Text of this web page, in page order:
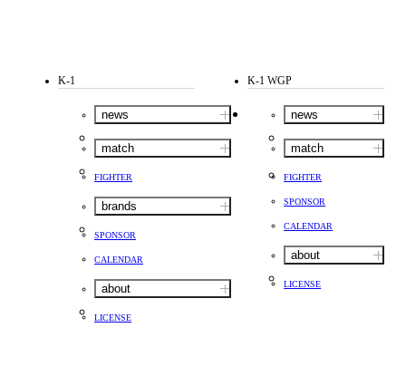
K-1
news
match
FIGHTER
brands
SPONSOR
CALENDAR
about
LICENSE
K-1 WGP
news
match
FIGHTER
SPONSOR
CALENDAR
about
LICENSE